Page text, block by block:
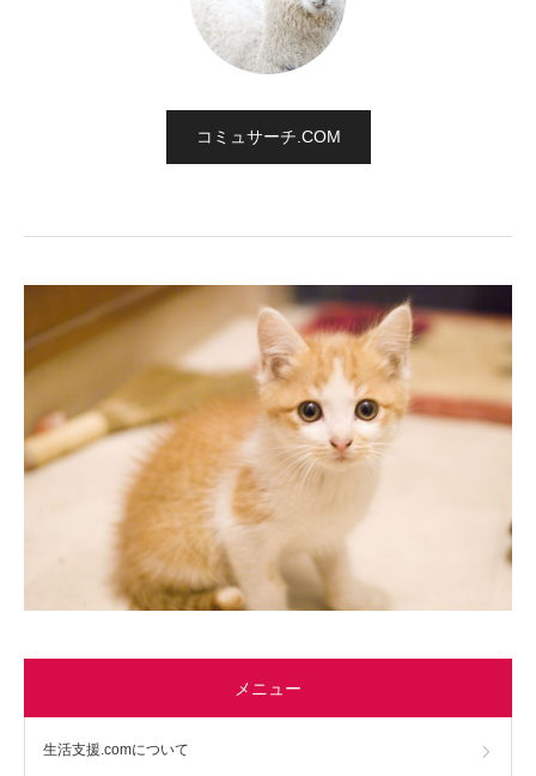
コミュサーチ.COM
メニュー
生活支援.comについて